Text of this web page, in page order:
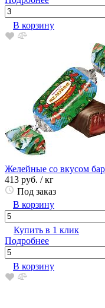
В корзину
Желейные со вкусом
413 руб. / кг
Под заказ
В корзину
Купить в 1 клик
Подробнее
В корзину